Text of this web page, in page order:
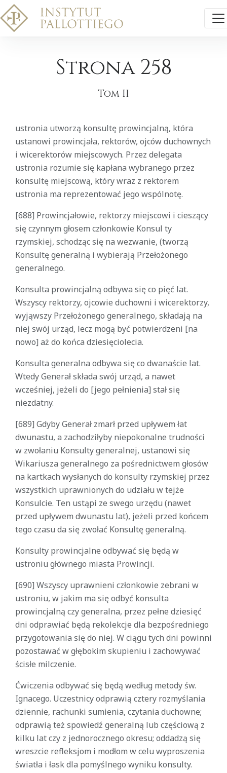
Strona 258
Tom II
ustronia utworzą konsultę prowincjalną, która
ustanowi prowincjała, rektorów, ojców duchownych
i wicerektorów miejscowych. Przez delegata
ustronia rozumie się kapłana wybranego przez
konsultę miejscową, który wraz z rektorem
ustronia ma reprezentować jego wspólnotę.
[688] Prowincjałowie, rektorzy miejscowi i cieszący
się czynnym głosem członkowie Konsul ty
rzymskiej, schodząc się na wezwanie, (tworzą
Konsultę generalną i wybierają Przełożonego
generalnego.
Konsulta prowincjalną odbywa się co pięć lat.
Wszyscy rektorzy, ojcowie duchowni i wicerektorzy,
wyjąwszy Przełożonego generalnego, składają na
niej swój urząd, lecz mogą być potwierdzeni [na
nowo] aż do końca dziesięciolecia.
Konsulta generalna odbywa się co dwanaście lat.
Wtedy Generał składa swój urząd, a nawet
wcześniej, jeżeli do [jego pełnienia] stał się
niezdatny.
[689] Gdyby Generał zmarł przed upływem łat
dwunastu, a zachodziłyby niepokonalne trudności
w zwołaniu Konsulty generalnej, ustanowi się
Wikariusza generalnego za pośrednictwem głosów
na kartkach wysłanych do konsulty rzymskiej przez
wszystkich uprawnionych do udziału w tejże
Konsulcie. Ten ustąpi ze swego urzędu (nawet
przed upływem dwunastu lat), jeżeli przed końcem
tego czasu da się zwołać Konsultę generalną.
Konsulty prowincjalne odbywać się będą w
ustroniu głównego miasta Prowincji.
[690] Wszyscy uprawnieni członkowie zebrani w
ustroniu, w jakim ma się odbyć konsulta
prowincjalną czy generalna, przez pełne dziesięć
dni odprawiać będą rekolekcje dla bezpośredniego
przygotowania się do niej. W ciągu tych dni powinni
pozostawać w głębokim skupieniu i zachowywać
ścisłe milczenie.
Ćwiczenia odbywać się będą według metody św.
Ignacego. Uczestnicy odprawią cztery rozmyślania
dziennie, rachunki sumienia, czytania duchowne;
odprawią też spowiedź generalną lub częściową z
kilku lat czy z jednorocznego okresu; oddadzą się
wreszcie refleksjom i modłom w celu wyproszenia
światła i łask dla pomyślnego wyniku konsulty.